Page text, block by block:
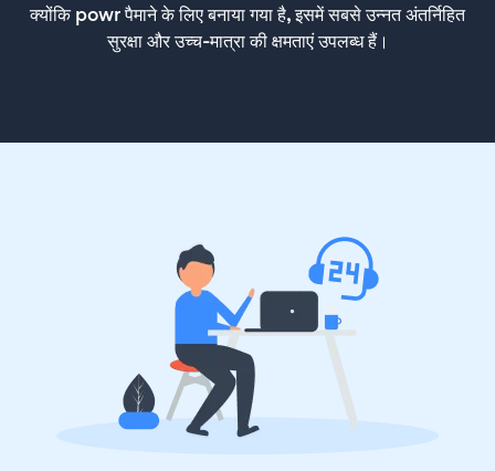
क्योंकि powr पैमाने के लिए बनाया गया है, इसमें सबसे उन्नत अंतर्निहित
सुरक्षा और उच्च-मात्रा की क्षमताएं उपलब्ध हैं।